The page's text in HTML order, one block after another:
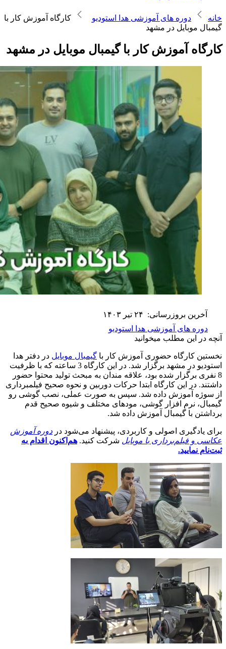
خانه دوره های آموزشی هدا استودیو
کارگاه آموزش کار با
گیمبال موبایل در مشهد
کارگاه آموزش کار با گیمبال موبایل در مشهد
آخرین بروزرسانی: ۲۴ تیر ۱۴۰۳
دوره های آموزشی هدا استودیو
آنچه در این مطلب میخوانید
نخستین کارگاه حضوری آموزش کار با گیمبال موبایل در دفتر هدا
استودیو در مشهد برگزار شد. در این کارگاه 3 ساعته که با ظرفیت
8 نفری برگزار شده بود، علاقه مندان به مبحث تولید محتوا حضور
داشتند. در این کارگاه ابتدا حرکات دوربین و نحوه صحیح فیلمبرداری
از سوژه آموزش داده شد. سپس به صورت عملی، نصب گوشی رو
گیمبال، نرم افزار گوشی، مودهای مختلف و شیوه صحیح قدم
برداشتن با گیمبال آموزش داده شد.
برای یادگیری اصولی و کاربردی، پیشنهاد می‌شود در دوره آموزش
عکاسی و فیلم‌برداری با موبایل شرکت کنید. هم‌اکنون اقدام به
ثبت‌نام نمایید.